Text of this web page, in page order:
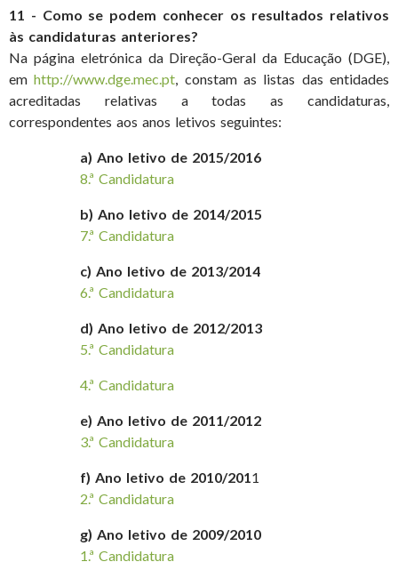
11 - Como se podem conhecer os resultados relativos
às candidaturas anteriores?
Na página eletrónica da Direção-Geral da Educação (DGE),
emhttp://www.dge.mec.pt , constam as listas das entidades
acreditadas relativas a todas as candidaturas,
correspondentes aos anos letivos seguintes:
a) Ano letivo de 2015/2016
8.ª Candidatura
b) Ano letivo de 2014/2015
7.ª Candidatura
c) Ano letivo de 2013/2014
6.ª Candidatura
d) Ano letivo de 2012/2013
5.ª Candidatura
4.ª Candidatura
e) Ano letivo de 2011/2012
3.ª Candidatura
f) Ano letivo de 2010/201 1
2.ª Candidatura
g) Ano letivo de 2009/2010
1.ª Candidatura